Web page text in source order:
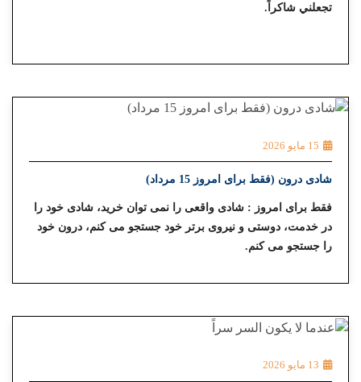
تجعلني شاكراً.
15 مايو 2026
شادی درون (فقط برای امروز 15 مرداد)
فقط برای امروز : شادی واقعی را نمی ⁯توان خرید، شادی خود را
در خدمت، دوستی و نیروی برتر خود جستجو می⁯ کنم، درون خود
را جستجو می⁯ کنم.
13 مايو 2026